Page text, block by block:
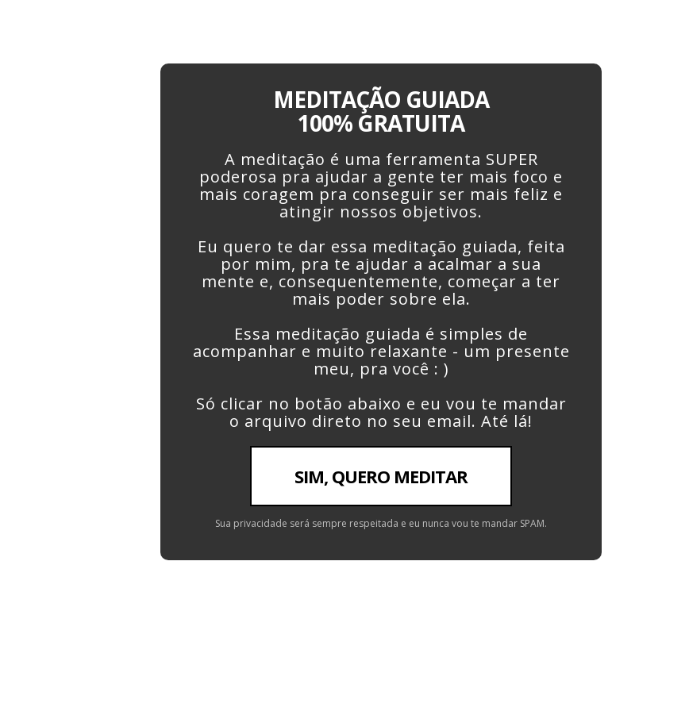
MEDITAÇÃO GUIADA
100% GRATUITA
A meditação é uma ferramenta SUPER
poderosa pra ajudar a gente ter mais foco e
mais coragem pra conseguir ser mais feliz e
atingir nossos objetivos.
Eu quero te dar essa meditação guiada, feita
por mim, pra te ajudar a acalmar a sua
mente e, consequentemente, começar a ter
mais poder sobre ela.
Essa meditação guiada é simples de
acompanhar e muito relaxante - um presente
meu, pra você : )
Só clicar no botão abaixo e eu vou te mandar
o arquivo direto no seu email. Até lá!
SIM, QUERO MEDITAR
Sua privacidade será sempre respeitada e eu nunca vou te mandar SPAM.